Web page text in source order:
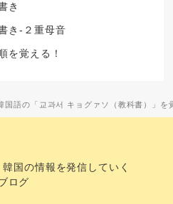
き
き-２重母音
を覚える！
国語の「교과서 キョグァソ（教科書）」を
国の情報を発信していく
ログ